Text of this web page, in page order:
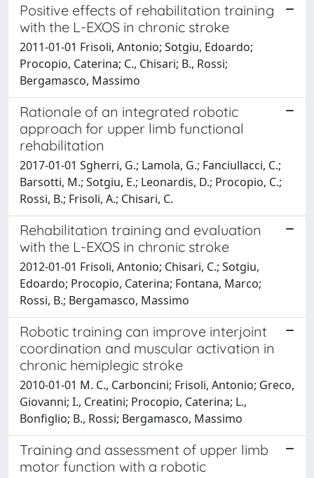
Positive effects of rehabilitation training
with the L-EXOS in chronic stroke
2011-01-01 Frisoli, Antonio; Sotgiu, Edoardo;
Procopio, Caterina; C., Chisari; B., Rossi;
Bergamasco, Massimo
Rationale of an integrated robotic
approach for upper limb functional
rehabilitation
2017-01-01 Sgherri, G.; Lamola, G.; Fanciullacci, C.;
Barsotti, M.; Sotgiu, E.; Leonardis, D.; Procopio, C.;
Rossi, B.; Frisoli, A.; Chisari, C.
Rehabilitation training and evaluation
with the L-EXOS in chronic stroke
2012-01-01 Frisoli, Antonio; Chisari, C.; Sotgiu,
Edoardo; Procopio, Caterina; Fontana, Marco;
Rossi, B.; Bergamasco, Massimo
Robotic training can improve interjoint
coordination and muscular activation in
chronic hemiplegic stroke
2010-01-01 M. C., Carboncini; Frisoli, Antonio; Greco,
Giovanni; I., Creatini; Procopio, Caterina; L.,
Bonfiglio; B., Rossi; Bergamasco, Massimo
Training and assessment of upper limb
motor function with a robotic